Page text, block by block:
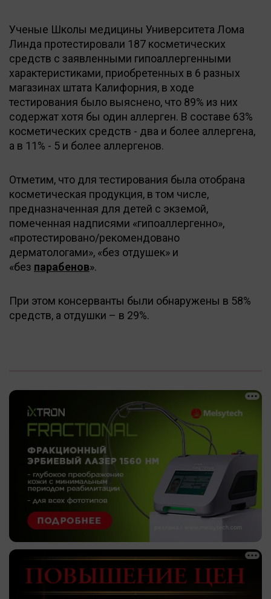
Ученые Школы медицины Университета Лома
Линда протестировали 187 косметических
средств с заявленными гипоаллергенными
характеристиками, приобретенных в 6 разных
магазинах штата Калифорния, в ходе
тестирования было выяснено, что 89% из них
содержат хотя бы один аллерген. В составе 63%
косметических средств - два и более аллергена,
а в 11% - 5 и более аллергенов.
Отметим, что для тестирования была отобрана
косметическая продукция, в том числе,
предназначенная для детей с экземой,
помеченная надписями «гипоаллергенно»,
«протестировано/рекомендовано
дерматологами», «без отдушек» и
«без парабенов».
При этом консерванты были обнаружены в 58%
средств, а отдушки – в 29%.